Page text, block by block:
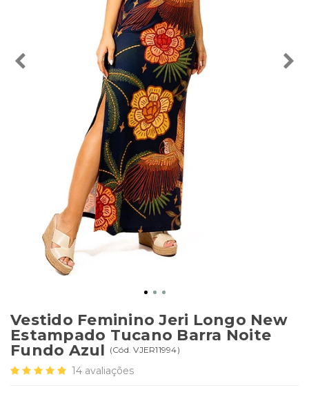
Vestido Feminino Jeri Longo New
Estampado Tucano Barra Noite
Fundo Azul (Cód.VJER11994)
14 avaliações